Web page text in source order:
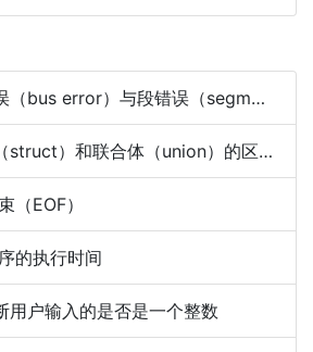
error）与段错误（segmentation fault）
struct）和联合体（union）的区别
（EOF）
的执行时间
用户输入的是否是一个整数